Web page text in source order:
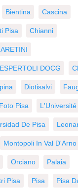
Bientina Cascina
Pisa Chianni
DOCG
Diotisalvi
Foto Pisa
De Pisa
Montopoli In Val D'Arno
Orciano Palaia
Pisa Pisa Pisa